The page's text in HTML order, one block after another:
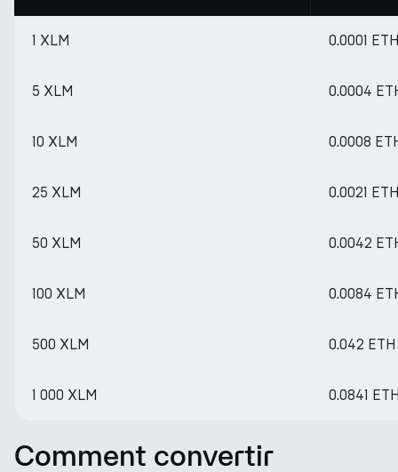
1 XLM 0.0001
5 XLM 0.0004
10 XLM 0.0008
25 XLM 0.0021
50 XLM 0.0042
100 XLM 0.0084
500 XLM 0.042 ETH
1 000 XLM 0.0841
Comment convertir